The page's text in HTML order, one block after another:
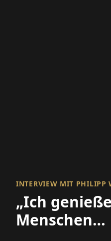
INTERVIEW MIT PHILIPP
„Ich
Menschen